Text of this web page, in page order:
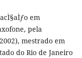
em
pela
mestrado em
do Rio de Janeiro